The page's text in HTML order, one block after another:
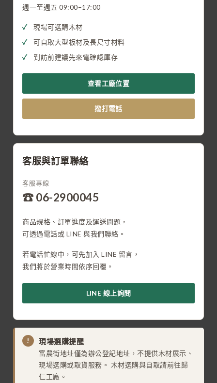
週一至週五 09:00–17:00
現場可選購木材
可自取大型板材及長尺寸材料
到訪前建議先來電確認庫存
查看工廠位置
撥打電話
客服與訂單聯絡
客服專線
☎ 06-2900045
商品規格、訂單進度及運送問題，
可透過電話或 LINE 與我們聯絡。
若電話忙線中，可先加入 LINE 留言，
我們將於營業時間依序回覆。
LINE 線上詢問
! 現場選購提醒
富農街地址僅為辦公登記地址，不提供木材展示、
現場選購或取貨服務。 木材選購與自取請前往歸
仁工廠。